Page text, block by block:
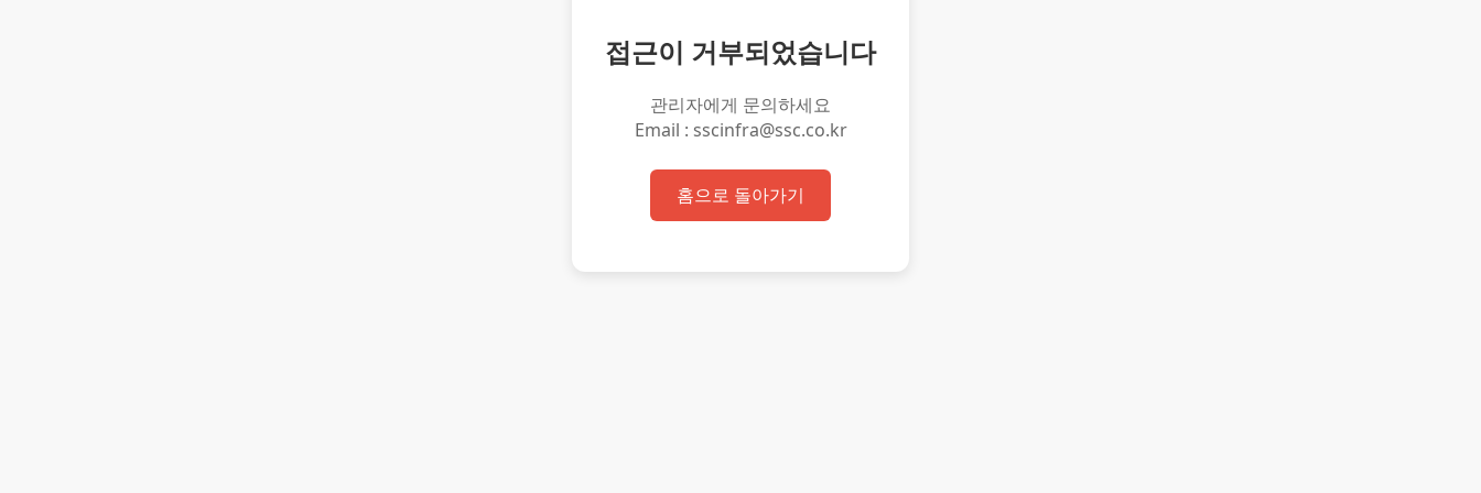
접근이 거부되었습니다
관리자에게 문의하세요
Email : sscinfra@ssc.co.kr
홈으로 돌아가기